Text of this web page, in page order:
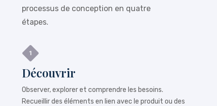
processus de conception en quatre
étapes.
Découvrir
Observer, explorer et comprendre les besoins.
Recueillir des éléments en lien avec le produit ou des